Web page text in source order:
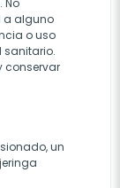
No
a alguno
o uso
sanitario.
conservar
un